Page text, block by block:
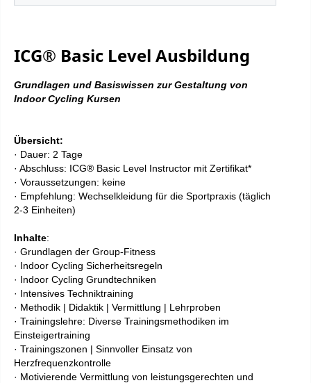
ICG® Basic Level Ausbildung
Grundlagen und Basiswissen zur Gestaltung von
Indoor Cycling Kursen
Übersicht:
· Dauer: 2 Tage
· Abschluss: ICG® Basic Level Instructor mit Zertifikat*
· Voraussetzungen: keine
· Empfehlung: Wechselkleidung für die Sportpraxis (täglich
2-3 Einheiten)
Inhalte:
· Grundlagen der Group-Fitness
· Indoor Cycling Sicherheitsregeln
· Indoor Cycling Grundtechniken
· Intensives Techniktraining
· Methodik | Didaktik | Vermittlung | Lehrproben
· Trainingslehre: Diverse Trainingsmethodiken im
Einsteigertraining
· Trainingszonen | Sinnvoller Einsatz von
Herzfrequenzkontrolle
· Motivierende Vermittlung von leistungsgerechten und